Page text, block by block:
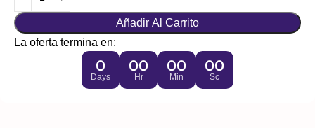
Añadir Al Carrito
La oferta termina en:
0
Days
00
Hr
00
Min
00
Sc